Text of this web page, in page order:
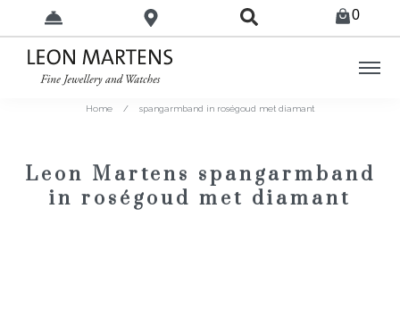
0
Home / spangarmband in roségoud met diamant
Leon Martens spangarmband
in roségoud met diamant